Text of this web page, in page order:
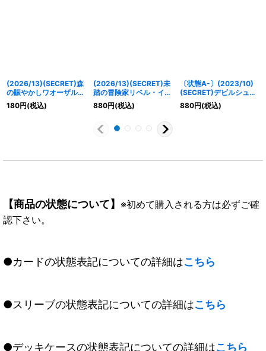
(2026/13)(SECRET)森
の賑やかしワオーザル
【M-SEC】{BS76-
025}《緑》
180円(税込)
(2026/13)(SECRET)未
踏の冒険家リベル・イン
ディー【X-SEC】
{BS76-X05}《緑》
880円(税込)
〔状態A-〕(2023/10)
(SECRET)デビルシュー
ターカミュ【M-SEC】
{BS65-017}《紫》
880円(税込)
【商品の状態について】 ※初めて購入される方は必ずご確
認下さい。
●カードの状態表記についての詳細はこちら
●スリーブの状態表記についての詳細はこちら
●デッキケースの状態表記についての詳細はこちら